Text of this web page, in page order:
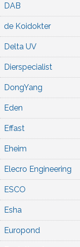
DAB
de Koidokter
Delta UV
Dierspecialist
DongYang
Eden
Effast
Eheim
Elecro Engineering
ESCO
Esha
Europond